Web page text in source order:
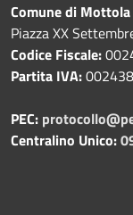
Comune di Mottola
Piazza XX
Codice Fiscale:
Partita IVA:
PEC:
Centralino Unico: